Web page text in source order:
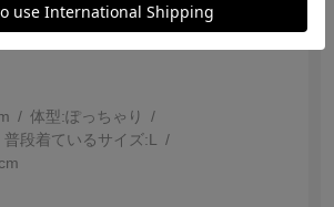
体型:ぽっちゃり
普段着ているサイズ:L